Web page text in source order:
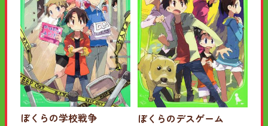
ぼくらの学校戦争 ぼくらのデスゲーム